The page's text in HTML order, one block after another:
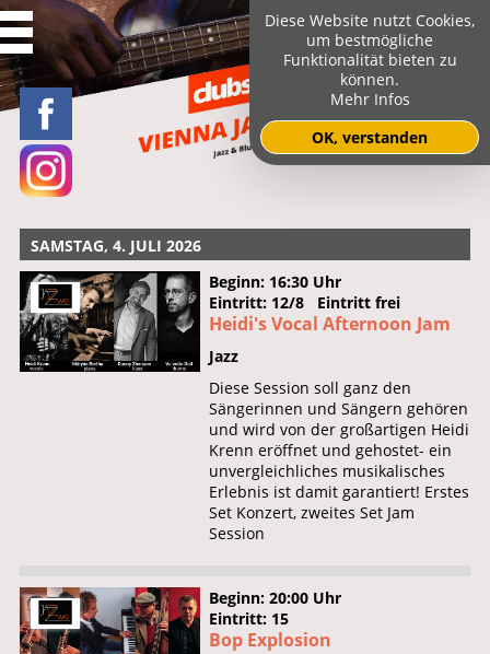
SAMSTAG, 4. JULI 2026
Beginn: 16:30 Uhr
Eintritt: 12/8 Eintritt frei
Heidi's Vocal Afternoon Jam
Jazz
Diese Session soll ganz den
Sängerinnen und Sängern gehören
und wird von der großartigen Heidi
Krenn eröffnet und gehostet- ein
unvergleichliches musikalisches
Erlebnis ist damit garantiert! Erstes
Set Konzert, zweites Set Jam
Session
Beginn: 20:00 Uhr
Eintritt: 15
Bop Explosion
Diese Website nutzt Cookies,
um bestmögliche
Funktionalität bieten zu
können.
Mehr Infos
OK, verstanden